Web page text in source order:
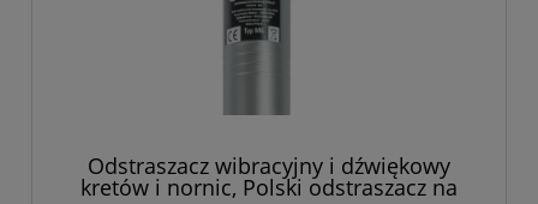
Odstraszacz wibracyjny i dźwiękowy
kretów i nornic, Polski odstraszacz na